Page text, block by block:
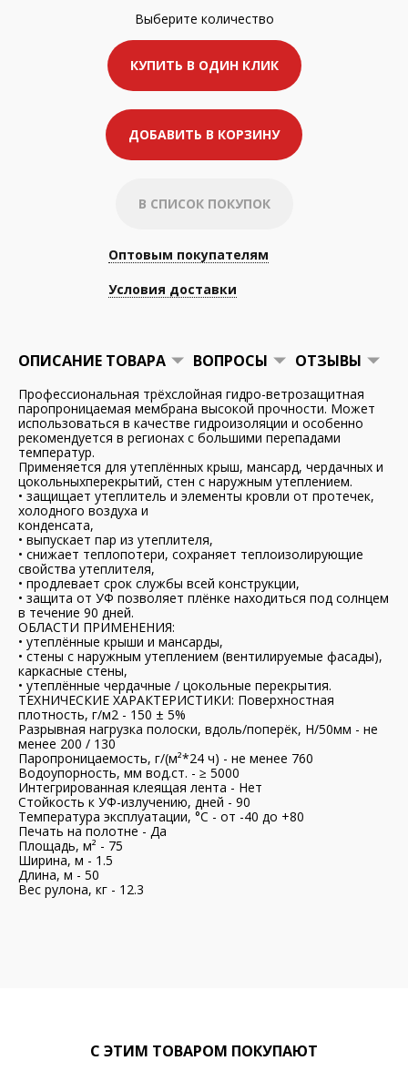
Выберите количество
КУПИТЬ В ОДИН КЛИК
ДОБАВИТЬ В КОРЗИНУ
В СПИСОК ПОКУПОК
Оптовым покупателям
Условия доставки
ОПИСАНИЕ ТОВАРА ВОПРОСЫ ОТЗЫВЫ
Профессиональная трёхслойная гидро-ветрозащитная
паропроницаемая мембрана высокой прочности. Может
использоваться в качестве гидроизоляции и особенно
рекомендуется в регионах с большими перепадами
температур.
Применяется для утеплённых крыш, мансард, чердачных и
цокольныхперекрытий, стен с наружным утеплением.
• защищает утеплитель и элементы кровли от протечек,
холодного воздуха и
конденсата,
• выпускает пар из утеплителя,
• снижает теплопотери, сохраняет теплоизолирующие
свойства утеплителя,
• продлевает срок службы всей конструкции,
• защита от УФ позволяет плёнке находиться под солнцем
в течение 90 дней.
ОБЛАСТИ ПРИМЕНЕНИЯ:
• утеплённые крыши и мансарды,
• стены с наружным утеплением (вентилируемые фасады),
каркасные стены,
• утеплённые чердачные / цокольные перекрытия.
ТЕХНИЧЕСКИЕ ХАРАКТЕРИСТИКИ: Поверхностная
плотность, г/м2 - 150 ± 5%
Разрывная нагрузка полоски, вдоль/поперёк, H/50мм - не
менее 200 / 130
Паропроницаемость, г/(м²*24 ч) - не менее 760
Водоупорность, мм вод.ст. - ≥ 5000
Интегрированная клеящая лента - Нет
Стойкость к УФ-излучению, дней - 90
Температура эксплуатации, °С - от -40 до +80
Печать на полотне - Да
Площадь, м² - 75
Ширина, м - 1.5
Длина, м - 50
Вес рулона, кг - 12.3
С ЭТИМ ТОВАРОМ ПОКУПАЮТ